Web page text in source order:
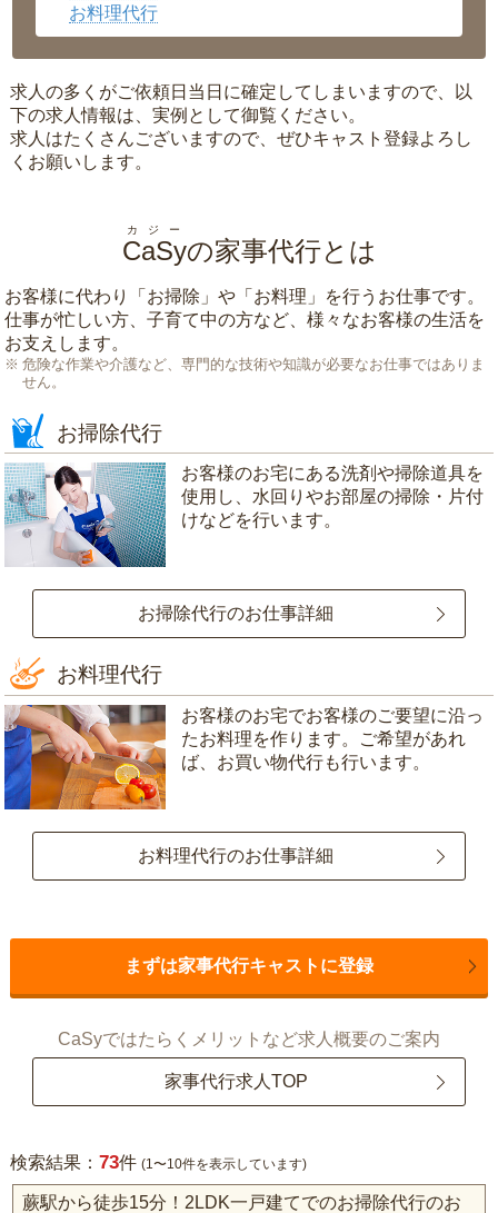
お料理代行
求人の多くがご依頼日当日に確定してしまいますので、以
下の求人情報は、実例として御覧ください。
求人はたくさんございますので、ぜひキャスト登録よろし
くお願いします。
CaSy
カジー
の家事代行とは
お客様に代わり「 お掃除 」や「 お料理 」を行うお仕事です。
仕事が忙しい方、子育て中の方など、様々なお客様の生活を
お支えします。
危険な作業や介護など、専門的な技術や知識が必要なお仕事ではありま
せん。
お掃除代行
お客様のお宅にある洗剤や掃除道具を
使用し、水回りやお部屋の掃除・片付
けなどを行います。
お掃除代行のお仕事詳細
お料理代行
お客様のお宅でお客様のご要望に沿っ
たお料理を作ります。ご希望があれ
ば、お買い物代行も行います。
お料理代行のお仕事詳細
まずは家事代行キャストに登録
CaSyではたらくメリットなど求人概要のご案内
家事代行求人TOP
検索結果： 73件 (1〜10件を表示しています)
蕨駅から徒歩15分！2LDK一戸建てでのお掃除代行のお